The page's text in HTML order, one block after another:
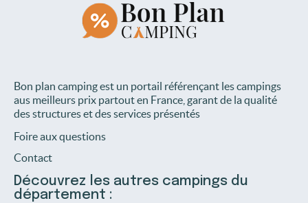
Bon plan camping est un portail référençant les campings
aus meilleurs prix partout en France, garant de la qualité
des structures et des services présentés
Foire aux questions
Contact
Découvrez les autres campings du
département :